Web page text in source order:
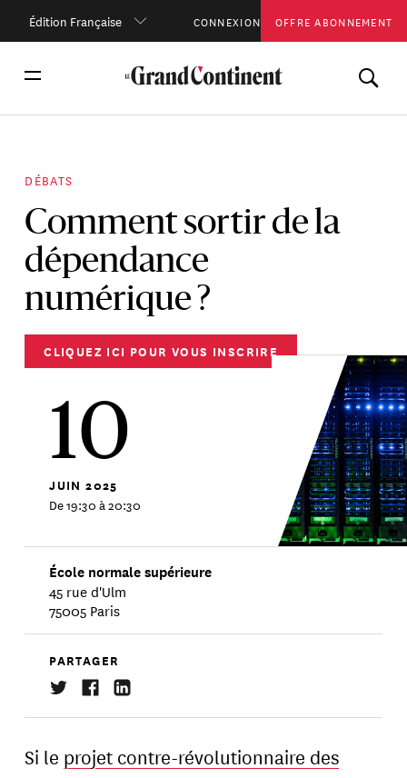
Édition Française CONNEXION OFFRE ABONNEMENT
DÉBATS
Comment sortir de la
dépendance
numérique ?
CLIQUEZ ICI POUR VOUS INSCRIRE
10
JUIN 2025
De 19:30 à 20:30
École normale supérieure
45 rue d'Ulm
75005 Paris
PARTAGER
Si le projet contre-révolutionnaire des